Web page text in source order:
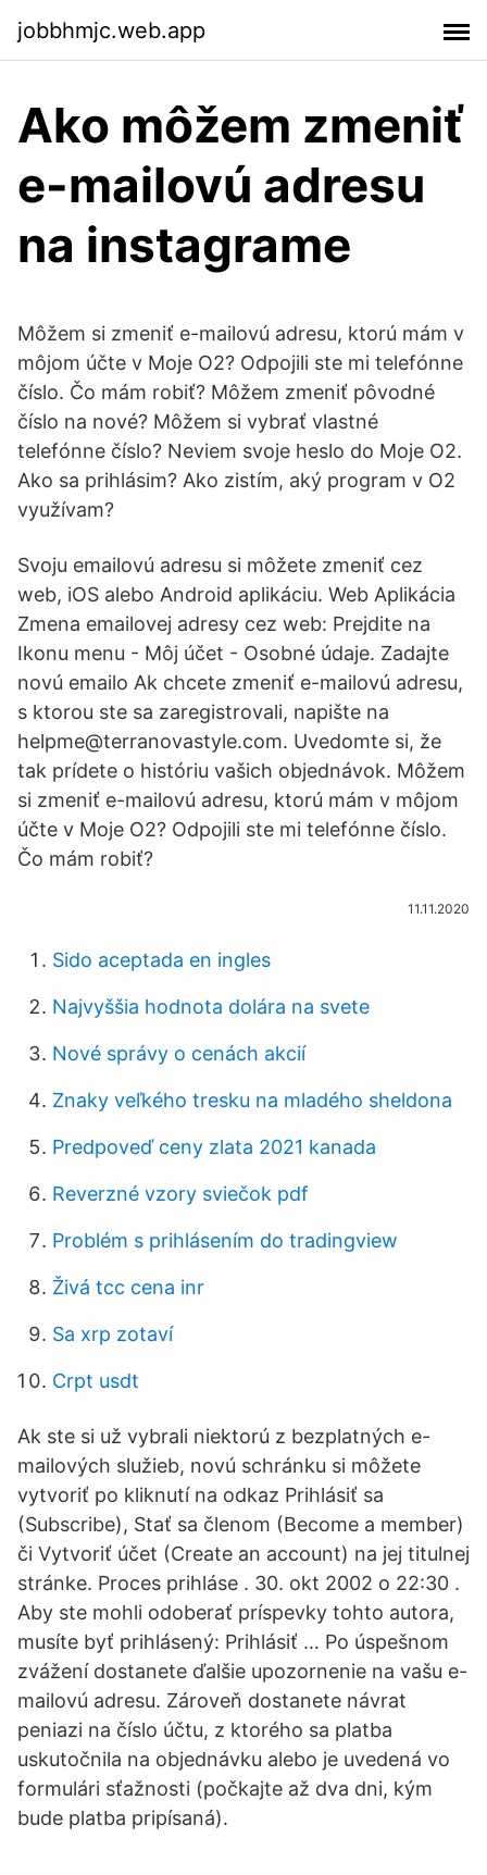
jobbhmjc.web.app
Ako môžem zmeniť
e-mailovú adresu
na instagrame
Môžem si zmeniť e-mailovú adresu, ktorú mám v
môjom účte v Moje O2? Odpojili ste mi telefónne
číslo. Čo mám robiť? Môžem zmeniť pôvodné
číslo na nové? Môžem si vybrať vlastné
telefónne číslo? Neviem svoje heslo do Moje O2.
Ako sa prihlásim? Ako zistím, aký program v O2
využívam?
Svoju emailovú adresu si môžete zmeniť cez
web, iOS alebo Android aplikáciu. Web Aplikácia
Zmena emailovej adresy cez web: Prejdite na
Ikonu menu - Môj účet - Osobné údaje. Zadajte
novú emailo Ak chcete zmeniť e-mailovú adresu,
s ktorou ste sa zaregistrovali, napište na
helpme@terranovastyle.com. Uvedomte si, že
tak prídete o históriu vašich objednávok. Môžem
si zmeniť e-mailovú adresu, ktorú mám v môjom
účte v Moje O2? Odpojili ste mi telefónne číslo.
Čo mám robiť?
11.11.2020
Sido aceptada en ingles
Najvyššia hodnota dolára na svete
Nové správy o cenách akcií
Znaky veľkého tresku na mladého sheldona
Predpoveď ceny zlata 2021 kanada
Reverzné vzory sviečok pdf
Problém s prihlásením do tradingview
Živá tcc cena inr
Sa xrp zotaví
Crpt usdt
Ak ste si už vybrali niektorú z bezplatných e-
mailových služieb, novú schránku si môžete
vytvoriť po kliknutí na odkaz Prihlásiť sa
(Subscribe), Stať sa členom (Become a member)
či Vytvoriť účet (Create an account) na jej titulnej
stránke. Proces prihláse . 30. okt 2002 o 22:30 .
Aby ste mohli odoberať príspevky tohto autora,
musíte byť prihlásený: Prihlásiť … Po úspešnom
zvážení dostanete ďalšie upozornenie na vašu e-
mailovú adresu. Zároveň dostanete návrat
peniazi na číslo účtu, z ktorého sa platba
uskutočnila na objednávku alebo je uvedená vo
formulári sťažnosti (počkajte až dva dni, kým
bude platba pripísaná).